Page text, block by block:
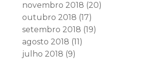
novembro 2018 (20)
outubro 2018 (17)
setembro 2018 (19)
agosto 2018 (11)
julho 2018 (9)